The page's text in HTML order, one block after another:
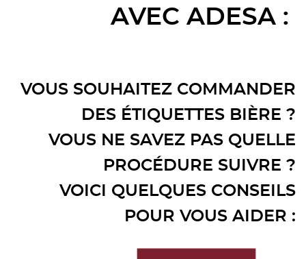
AVEC ADESA :
VOUS SOUHAITEZ COMMANDER
DES ÉTIQUETTES BIÈRE ?
VOUS NE SAVEZ PAS QUELLE
PROCÉDURE SUIVRE ?
VOICI QUELQUES CONSEILS
POUR VOUS AIDER :